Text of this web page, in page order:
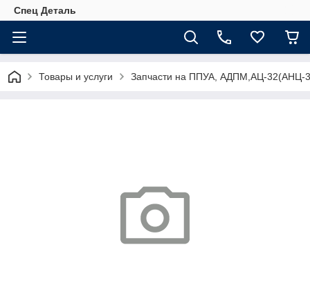
Спец Деталь
Товары и услуги Запчасти на ППУА, АДПМ,АЦ-32(АНЦ-